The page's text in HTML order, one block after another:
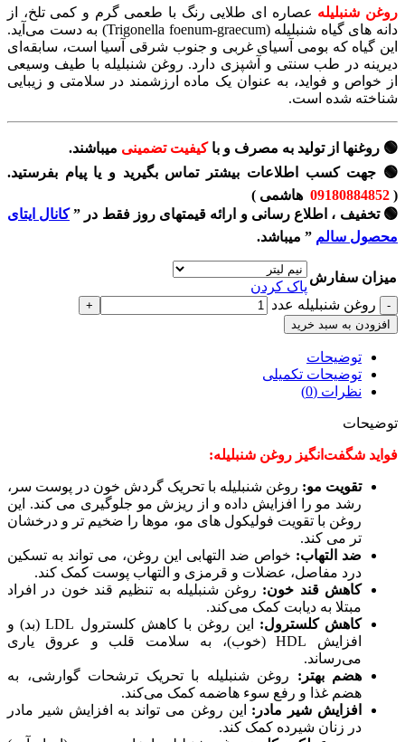
روغن شنبلیله عصاره ای طلایی رنگ با طعمی گرم و کمی تلخ، از
دانه های گیاه شنبلیله (Trigonella foenum-graecum) به دست می‌آید.
این گیاه که بومی آسیای غربی و جنوب شرقی آسیا است، سابقه‌ای
دیرینه در طب سنتی و آشپزی دارد. روغن شنبلیله با طیف وسیعی
از خواص و فواید، به عنوان یک ماده ارزشمند در سلامتی و زیبایی
شناخته شده است.
🟢 روغنها از تولید به مصرف و باکیفیت تضمینی میباشند.
🟢 جهت کسب اطلاعات بیشتر تماس بگیرید و یا پیام بفرستید.
(
09180884852 هاشمی )
🟢 تخفیف ، اطلاع رسانی و ارائه قیمتهای روز فقط در ”کانال ایتای
محصول سالم ” میباشد.
میزان سفارش
پاک کردن
روغن شنبلیله عدد
افزودن به سبد خرید
توضیحات
توضیحات تکمیلی
نظرات (0)
توضیحات
فواید شگفت‌انگیز روغن شنبلیله:
تقویت مو: روغن شنبلیله با تحریک گردش خون در پوست سر،
رشد مو را افزایش داده و از ریزش مو جلوگیری می کند. این
روغن با تقویت فولیکول های مو، موها را ضخیم تر و درخشان
تر می کند.
ضد التهاب: خواص ضد التهابی این روغن، می تواند به تسکین
درد مفاصل، عضلات و قرمزی و التهاب پوست کمک کند.
کاهش قند خون: روغن شنبلیله به تنظیم قند خون در افراد
مبتلا به دیابت کمک می‌کند.
کاهش کلسترول:
این روغن با کاهش کلسترول LDL (بد) و
افزایش HDL (خوب)، به سلامت قلب و عروق یاری
می‌رساند.
هضم بهتر: روغن شنبلیله با تحریک ترشحات گوارشی، به
هضم غذا و رفع سوء هاضمه کمک می‌کند.
افزایش شیر مادر: این روغن می تواند به افزایش شیر مادر
در زنان شیرده کمک کند.